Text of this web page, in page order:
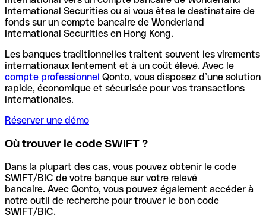
International Securities ou si vous êtes le destinataire de
fonds sur un compte bancaire de Wonderland
International Securities en Hong Kong.
Les banques traditionnelles traitent souvent les virements
internationaux lentement et à un coût élevé. Avec le
compte professionnel Qonto, vous disposez d’une solution
rapide, économique et sécurisée pour vos transactions
internationales.
Réserver une démo
Où trouver le code SWIFT ?
Dans la plupart des cas, vous pouvez obtenir le code
SWIFT/BIC de votre banque sur votre relevé
bancaire. Avec Qonto, vous pouvez également accéder à
notre outil de recherche pour trouver le bon code
SWIFT/BIC.